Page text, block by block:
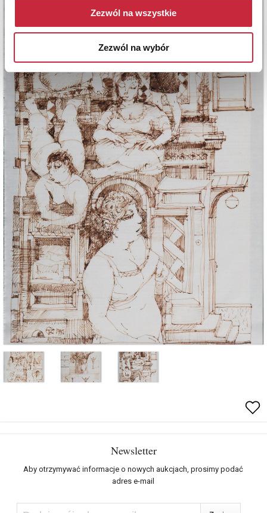
Zezwól na wszystkie
Zezwól na wybór
Newsletter
Aby otrzymywać informacje o nowych aukcjach, prosimy podać
adres e-mail